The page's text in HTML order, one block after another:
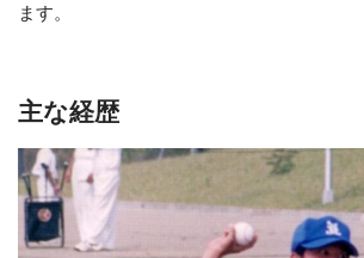
ます。
主な経歴